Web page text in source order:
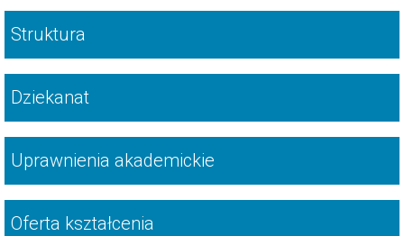
Struktura
Dziekanat
Uprawnienia akademickie
Oferta kształcenia